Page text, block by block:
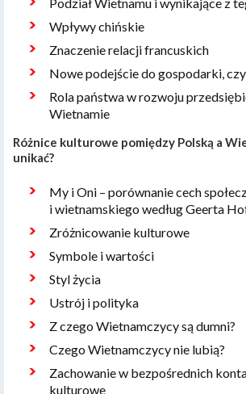
Podział Wietnamu i wynikające z
Wpływy chińskie
Znaczenie relacji francuskich
Nowe podejście do gospodarki,
Rola państwa w rozwoju
Wietnamie
Różnice kulturowe pomiędzy Polską a
unikać?
My i Oni – porównanie cech
i wietnamskiego według Geerta
Zróżnicowanie kulturowe
Symbole i wartości
Styl życia
Ustrój i polityka
Z czego Wietnamczycy są dumni?
Czego Wietnamczycy nie lubią?
Zachowanie w bezpośrednich
kulturowe